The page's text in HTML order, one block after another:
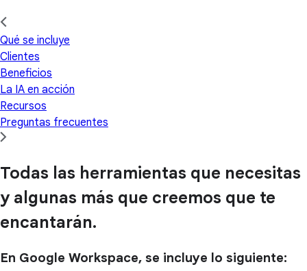
Qué se incluye
Clientes
Beneficios
La IA en acción
Recursos
Preguntas frecuentes
Todas las herramientas que necesitas
y algunas más que creemos que te
encantarán.
En Google Workspace, se incluye lo siguiente: